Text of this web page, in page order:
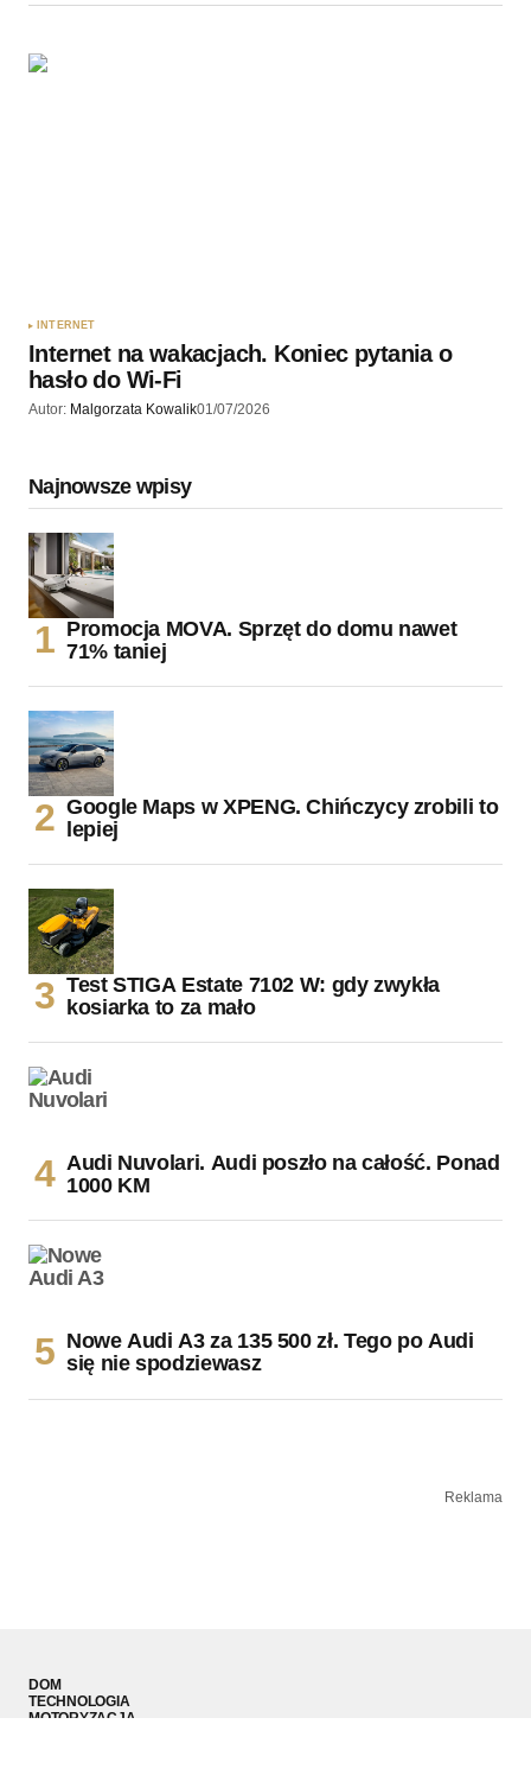
INTERNET
Internet na wakacjach. Koniec pytania o
hasło do Wi-Fi
Autor: Malgorzata Kowalik01/07/2026
Najnowsze wpisy
Promocja MOVA. Sprzęt do domu nawet
71% taniej
Google Maps w XPENG. Chińczycy zrobili to
lepiej
Test STIGA Estate 7102 W: gdy zwykła
kosiarka to za mało
Audi Nuvolari. Audi poszło na całość. Ponad
1000 KM
Nowe Audi A3 za 135 500 zł. Tego po Audi
się nie spodziewasz
Reklama
DOM
TECHNOLOGIA
MOTORYZACJA